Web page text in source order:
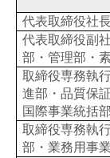
代表取締役社
代表取締役副
部・管理部・
取締役専務執
進部・品質保
国際事業統括
取締役専務執
部・業務用事